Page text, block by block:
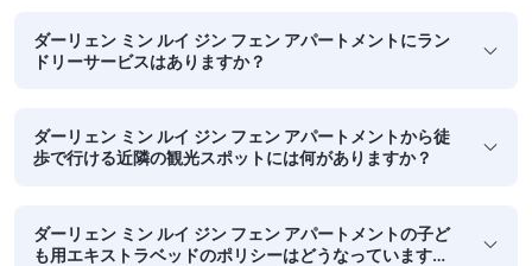
ダーリェン ミン ルイ ジン フェン アパートメントにラン
ドリーサービスはありますか？
ダーリェン ミン ルイ ジン フェン アパートメントから徒
歩で行ける近隣の観光スポットには何がありますか？
ダーリェン ミン ルイ ジン フェン アパートメントの子ど
も用エキストラベッドのポリシーはどうなっています